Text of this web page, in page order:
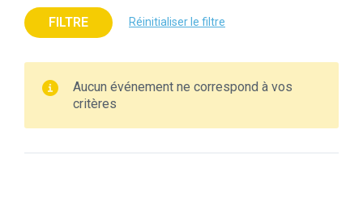
FILTRE Réinitialiser le filtre
Aucun événement ne correspond à vos
critères